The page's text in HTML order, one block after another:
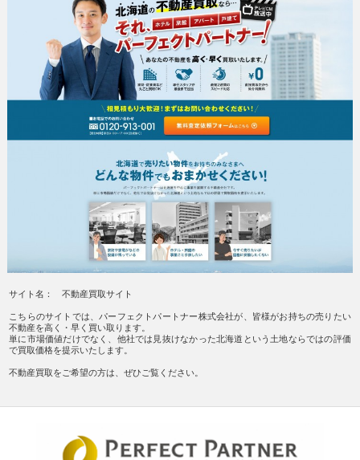
サイト名： 不動産買取サイト
こちらのサイトでは、パーフェクトパートナー株式会社が、皆様がお持ちの売りたい
不動産を高く・早く買い取ります。
単に市場価値だけでなく、他社では見抜けなかった北海道という土地ならではの評価
で買取価格を提示いたします。
不動産買取をご希望の方は、ぜひご覧ください。